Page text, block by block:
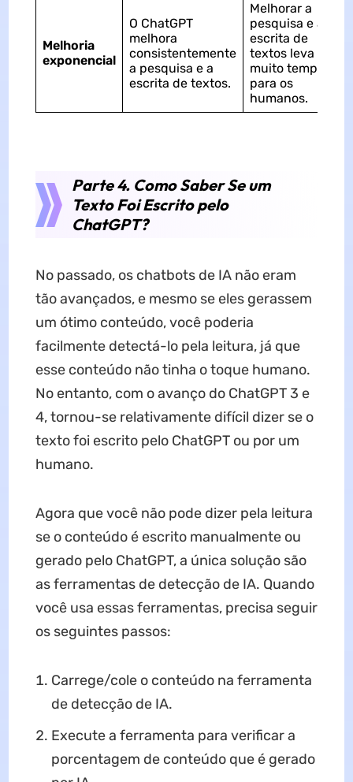
Melhoria
exponencial
O ChatGPT
melhora
consistentemente
a pesquisa e a
escrita de textos.
Melhorar a
pesquisa e a
escrita de
textos leva
muito tempo
para os
humanos.
Parte 4. Como Saber Se um
Texto Foi Escrito pelo
ChatGPT?
No passado, os chatbots de IA não eram
tão avançados, e mesmo se eles gerassem
um ótimo conteúdo, você poderia
facilmente detectá-lo pela leitura, já que
esse conteúdo não tinha o toque humano.
No entanto, com o avanço do ChatGPT 3 e
4, tornou-se relativamente difícil dizer se o
texto foi escrito pelo ChatGPT ou por um
humano.
Agora que você não pode dizer pela leitura
se o conteúdo é escrito manualmente ou
gerado pelo ChatGPT, a única solução são
as ferramentas de detecção de IA. Quando
você usa essas ferramentas, precisa seguir
os seguintes passos:
Carrege/cole o conteúdo na ferramenta
de detecção de IA.
Execute a ferramenta para verificar a
porcentagem de conteúdo que é gerado